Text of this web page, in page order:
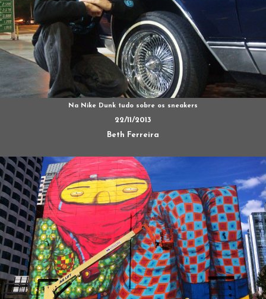
Na Nike Dunk tudo sobre os sneakers
22/11/2013
Beth Ferreira